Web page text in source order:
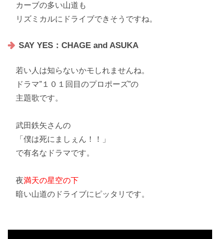
カーブの多い山道も
リズミカルにドライブできそうですね。
SAY YES：CHAGE and ASUKA
若い人は知らないかモしれませんね。
ドラマ” １０１回目のプロポーズ”の
主題歌です。
武田鉄矢さんの
「 僕は死にましぇん ！！」
で有名なドラマです。
夜満天の星空の下
暗い山道のドライブにピッタリです。